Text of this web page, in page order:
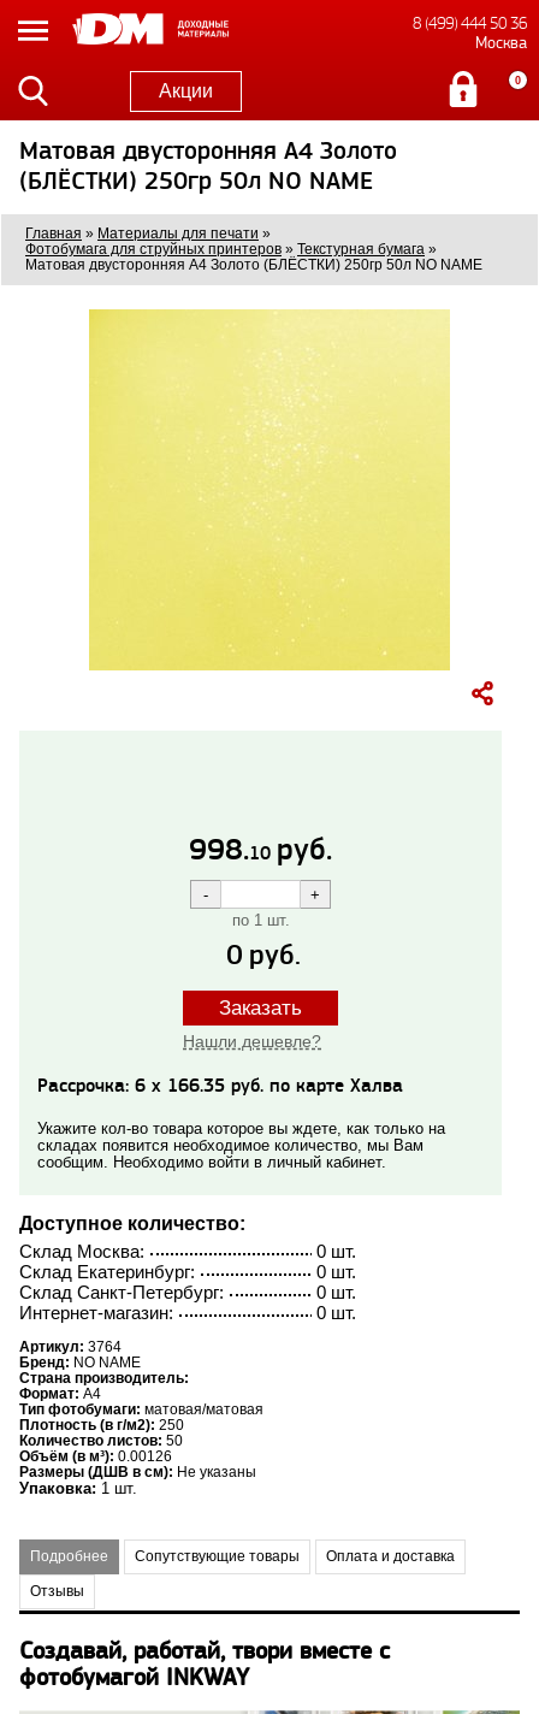
8 (499) 444 50 36
Москва
Акции 0
Матовая двусторонняя A4 Золото
(БЛЁСТКИ) 250гр 50л NO NAME
Главная » Материалы для печати »
Фотобумага для струйных принтеров » Текстурная бумага »
Матовая двусторонняя A4 Золото (БЛЁСТКИ) 250гр 50л NO NAME
998.10 руб.
по 1 шт.
0 руб.
Заказать
Нашли дешевле?
Рассрочка: 6 x 166.35 руб. по карте Халва
Укажите кол-во товара которое вы ждете, как только на
складах появится необходимое количество, мы Вам
сообщим. Необходимо войти в личный кабинет.
Доступное количество:
0 шт.
Склад Москва:
0 шт.
Склад Екатеринбург:
0 шт.
Склад Санкт-Петербург:
0 шт.
Интернет-магазин:
Артикул: 3764
Бренд: NO NAME
Страна производитель:
Формат: A4
Тип фотобумаги: матовая/матовая
Плотность (в г/м2): 250
Количество листов: 50
Объём (в м³): 0.00126
Размеры (ДШВ в см): Не указаны
Упаковка: 1 шт.
Подробнее Сопутствующие товары Оплата и доставка
Отзывы
Создавай, работай, твори вместе с
фотобумагой INKWAY